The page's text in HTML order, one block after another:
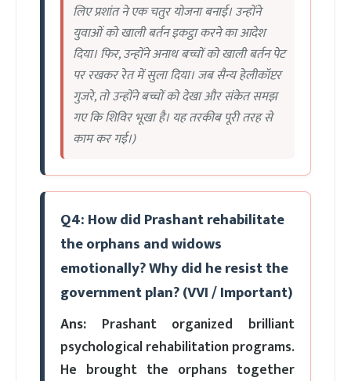
लिए प्रशांत ने एक चतुर योजना बनाई। उन्होंने
युवाओं को खाली बर्तन इकट्ठा करने का आदेश
दिया। फिर, उन्होंने अनाथ बच्चों को खाली बर्तन पेट
पर रखकर रेत में सुला दिया। जब सैन्य हेलीकॉप्टर
गुजरे, तो उन्होंने बच्चों को देखा और संकेत समझ
गए कि शिविर भूखा है। यह तरकीब पूरी तरह से
काम कर गई।)
Q4: How did Prashant rehabilitate
the orphans and widows
emotionally? Why did he resist the
government plan? (VVI / Important)
Ans: Prashant organized brilliant
psychological rehabilitation programs.
He brought the orphans together